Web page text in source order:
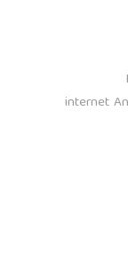
internet